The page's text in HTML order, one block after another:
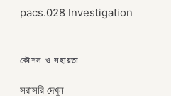
pacs.028 Investigation
কৌশল ও সহায়তা
সরাসরি দেখুন